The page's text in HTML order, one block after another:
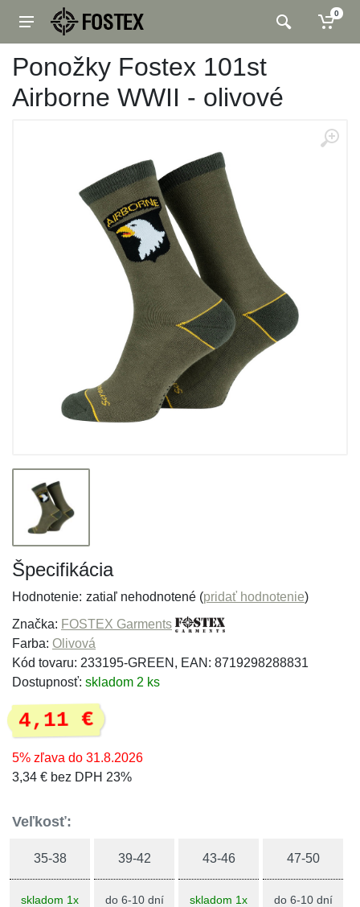
0
Ponožky Fostex 101st
Airborne WWII - olivové
Špecifikácia
Hodnotenie: zatiaľ nehodnotené (pridať hodnotenie)
Značka: FOSTEX Garments
Farba: Olivová
Kód tovaru: 233195-GREEN, EAN: 8719298288831
Dostupnosť: skladom 2 ks
4,11 €
5% zľava do 31.8.2026
3,34 € bez DPH 23%
Veľkosť:
35-38
skladom 1x
39-42
do 6-10 dní
43-46
skladom 1x
47-50
do 6-10 dní